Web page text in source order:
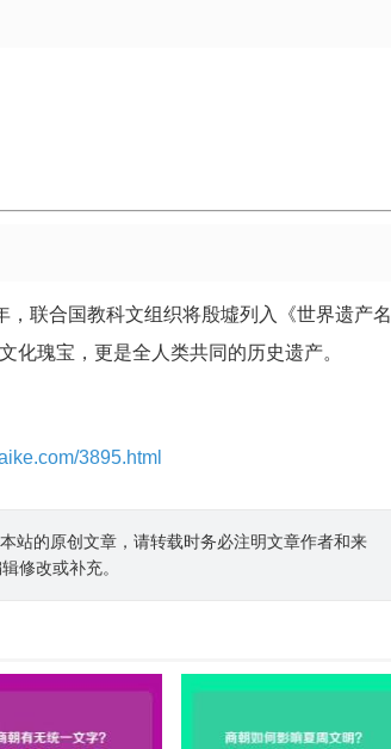
，联合国教科文组织将殷墟列入《世界遗产名
化瑰宝，更是全人类共同的历史遗产。
3895.html
站的原创文章，请转载时务必注明文章作者和来
修改或补充。